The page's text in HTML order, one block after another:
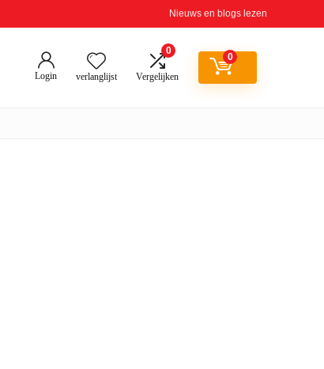
Nieuws en blogs lezen
Login verlanglijst
0
Vergelijken
0